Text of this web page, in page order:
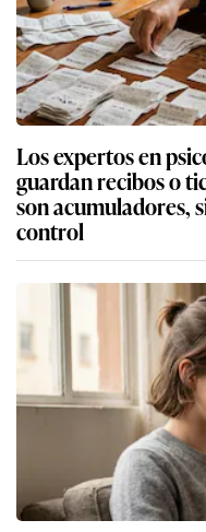
Los expertos en
guardan recibos o
son acumuladores,
control